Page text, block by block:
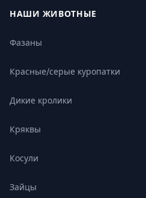
НАШИ ЖИВОТНЫЕ
Фазаны
Красные/серые куропатки
Дикие кролики
Кряквы
Косули
Зайцы